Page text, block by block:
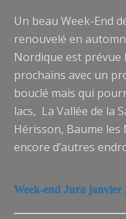
Un beau Week-End
renouvelé en
Nordique est prévue
prochains avec un
bouclé mais qui
lacs, La Vallée de la
Hérisson, Baume les
encore d’autres
Week-end Jura janvier